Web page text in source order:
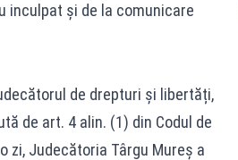
inculpat și de la comunicare
de drepturi și libertăți,
de art. 4 alin. (1) din Codul de
zi, Judecătoria Târgu Mureș a